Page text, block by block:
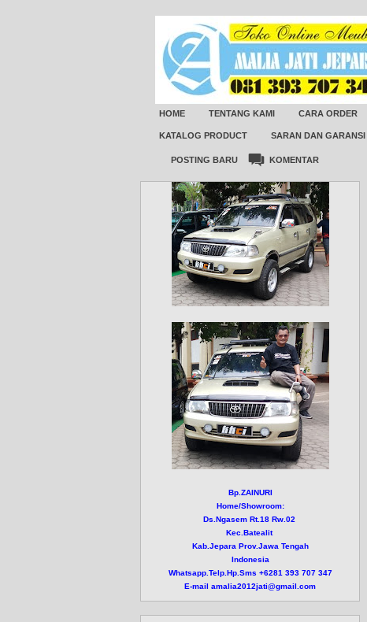
HOME TENTANG KAMI CARA ORDER
KATALOG PRODUCT SARAN DAN GARANSI
POSTING BARU KOMENTAR
Bp.ZAINURI
Home/Showroom:
Ds.Ngasem Rt.18 Rw.02
Kec.Batealit
Kab.Jepara Prov.Jawa Tengah
Indonesia
Whatsapp.Telp.Hp.Sms +6281 393 707 347
E-mail amalia2012jati@gmail.com